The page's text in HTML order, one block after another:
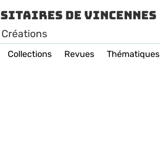
de Vincennes
Collections Revues Thématiques